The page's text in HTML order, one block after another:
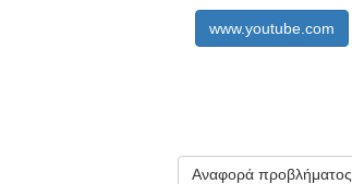
www.youtube.com
Αναφορά προβλήματος